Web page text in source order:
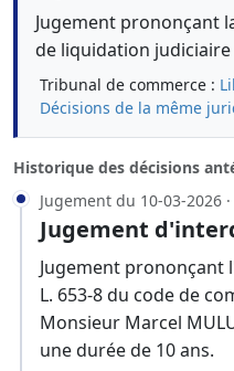
Jugement prononçant
de liquidation
Tribunal de commerce :
Décisions de la même
Historique des décisions
Jugement du 10-03-2026
Jugement
Jugement
L. 653-8 du code de
Monsieur Marcel
une durée de 10 ans.